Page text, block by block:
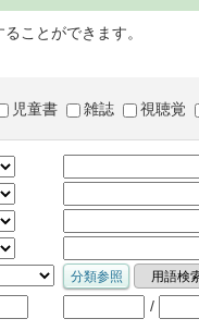
ことができます。
児童書 雑誌 視聴覚
/